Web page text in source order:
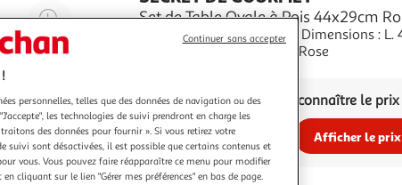
Agrandir
l'illustration
à
Réduire
à
100
%
Partager
le
produit
Set de Table Ovale à Pois 44x29cm
Informations Techniques : Dimensions :
Poids : 0,065 kg Couleur : Rose
Vous voulez connaître le
Afficher le prix
personnelles, telles que des données de navigation ou des
les technologies de suivi prendront en charge les
des données pour fournir ». Si vous retirez votre
suivi sont désactivées, il est possible que certains contenus et
vous. Vous pouvez faire réapparaître ce menu pour modifier
cliquant sur le lien "Gérer mes préférences" en bas de page.
Continuer sans accepter